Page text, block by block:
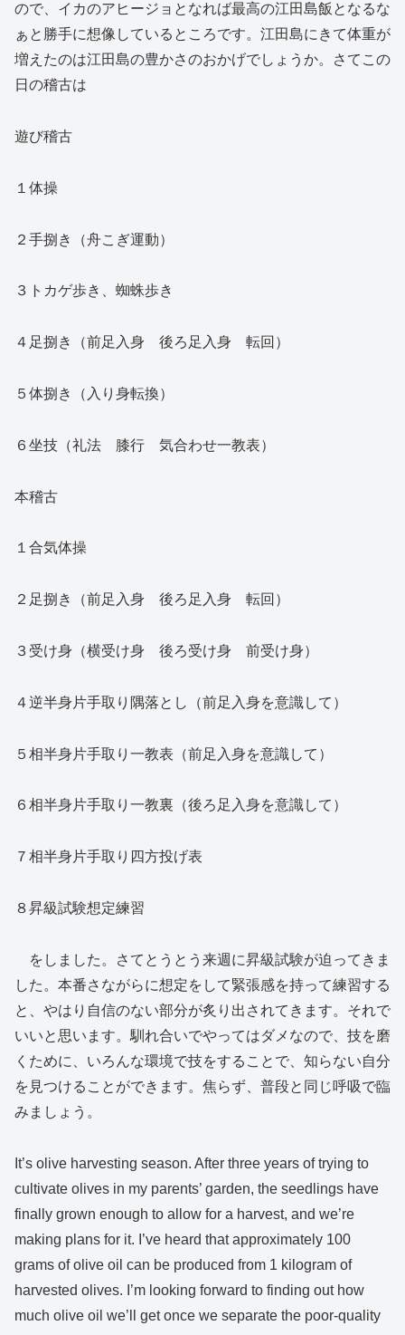
ので、イカのアヒージョとなれば最高の江田島飯となるな
ぁと勝手に想像しているところです。江田島にきて体重が
増えたのは江田島の豊かさのおかげでしょうか。さてこの
日の稽古は
遊び稽古
１体操
２手捌き（舟こぎ運動）
３トカゲ歩き、蜘蛛歩き
４足捌き（前足入身 後ろ足入身 転回）
５体捌き（入り身転換）
６坐技（礼法 膝行 気合わせ一教表）
本稽古
１合気体操
２足捌き（前足入身 後ろ足入身 転回）
３受け身（横受け身 後ろ受け身 前受け身）
４逆半身片手取り隅落とし（前足入身を意識して）
５相半身片手取り一教表（前足入身を意識して）
６相半身片手取り一教裏（後ろ足入身を意識して）
７相半身片手取り四方投げ表
８昇級試験想定練習
をしました。さてとうとう来週に昇級試験が迫ってきま
した。本番さながらに想定をして緊張感を持って練習する
と、やはり自信のない部分が炙り出されてきます。それで
いいと思います。馴れ合いでやってはダメなので、技を磨
くために、いろんな環境で技をすることで、知らない自分
を見つけることができます。焦らず、普段と同じ呼吸で臨
みましょう。
It’s olive harvesting season. After three years of trying to
cultivate olives in my parents’ garden, the seedlings have
finally grown enough to allow for a harvest, and we’re
making plans for it. I’ve heard that approximately 100
grams of olive oil can be produced from 1 kilogram of
harvested olives. I’m looking forward to finding out how
much olive oil we’ll get once we separate the poor-quality